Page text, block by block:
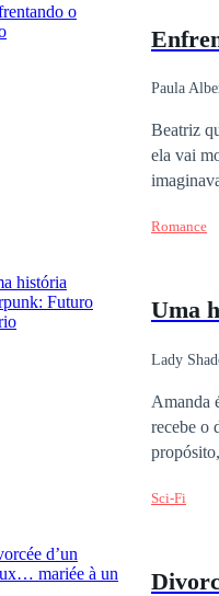
Luna que
Paula
Beatriz
ela vai
Romance
Uma
Lady
Amanda
recebe o
Sci-Fi